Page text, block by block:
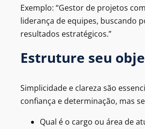
Exemplo: “Gestor de projetos
liderança de equipes, buscando
resultados estratégicos.”
Estruture seu
Simplicidade e clareza são
confiança e determinação, mas
Qual é o cargo ou área de